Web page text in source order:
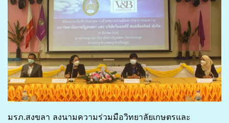
มรภ.สงขลา ลงนามความร่วมมือวิทยาลัยเกษตรและ